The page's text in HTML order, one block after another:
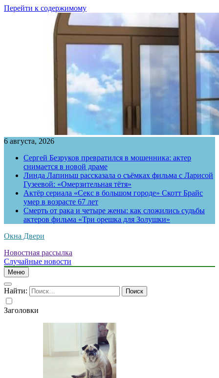
Перейти к содержимому
6 августа, 2026
Сергей Безруков превратился в мошенника: актер
снимается в новой драме
Линда Лапиньш рассказала о съёмках фильма с Ларисой
Гузеевой: «Омерзительная тётя»
Актёр сериала «Секс в большом городе» Скотт Брайс
умер в возрасте 67 лет
Смерть от рака и четыре жены: как сложились судьбы
актеров фильма «Три орешка для Золушки»
Окна Двери
Новостная рассылка
Случайные новости
Меню
Найти:
Заголовки